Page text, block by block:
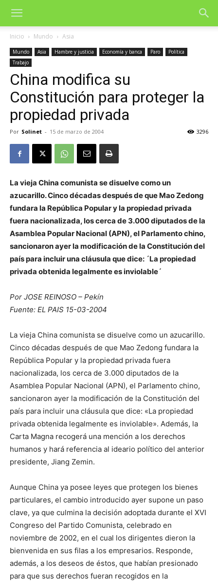
Inicio Mundo Asia
Mundo Asia Hambre y justicia Economía y banca Paro
Política
Trabajo
China modifica su
Constitución para proteger la
propiedad privada
Por Solinet - 15 de marzo de 2004 3296
La vieja China comunista se disuelve como un
azucarillo. Cinco décadas después de que Mao Zedong
fundara la República Popular y la propiedad privada
fuera nacionalizada, los cerca de 3.000 diputados de la
Asamblea Popular Nacional (APN), el Parlamento chino,
sancionaron ayer la modificación de la Constitución del
país para incluir una cláusula que dice: ´La propiedad
privada obtenida legalmente es inviolable´
Por JOSE REINOSO – Pekín
Fuente: EL PAIS 15-03-2004
La vieja China comunista se disuelve como un azucarillo.
Cinco décadas después de que Mao Zedong fundara la
República Popular y la propiedad privada fuera
nacionalizada, los cerca de 3.000 diputados de la
Asamblea Popular Nacional (APN), el Parlamento chino,
sancionaron ayer la modificación de la Constitución del
país para incluir una cláusula que dice: «La propiedad
privada obtenida legalmente es inviolable». Además, la
Carta Magna recogerá una mención a los derechos
humanos y hará referencia al ideario político del anterior
presidente, Jiang Zemin.
Aunque China ya posee leyes que protegen los bienes
particulares, el cambio introducido ayer supone un paso
clave, ya que culmina la decisión adoptada durante el XVI
Congreso del Partido Comunista, celebrado en
noviembre de 2002, en el cual los dirigentes dieron la
bienvenida en sus filas a los empresarios. Responde,
además, a los deseos de éstos, que habían presionado
para que sus derechos fueran recogidos en la